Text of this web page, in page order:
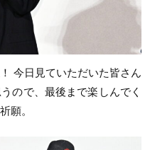
今日見ていただいた皆さん
ので、最後まで楽しんでく
願。